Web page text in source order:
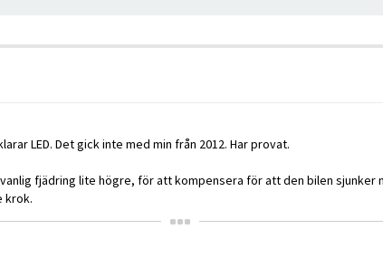
LED. Det gick inte med min från 2012. Har provat.
fjädring lite högre, för att kompensera för att den bilen sjunker
krok.